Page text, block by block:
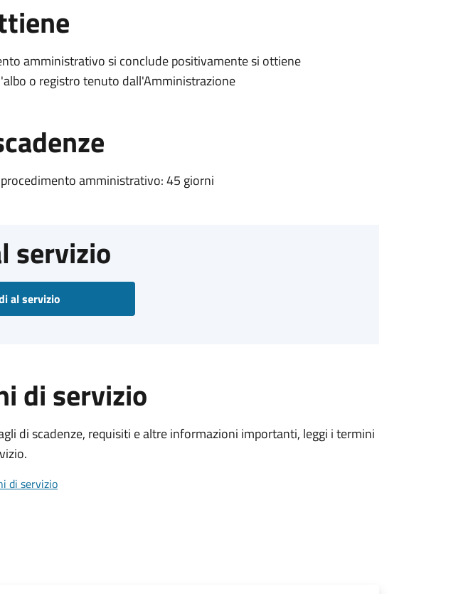
amministrativo si conclude positivamente si ottiene
o registro tenuto dall'Amministrazione
amministrativo: 45 giorni
servizio
al servizio
di servizio
di scadenze, requisiti e altre informazioni importanti, leggi i termini
di servizio